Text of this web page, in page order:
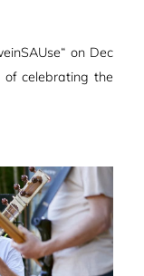
on Dec
celebrating the